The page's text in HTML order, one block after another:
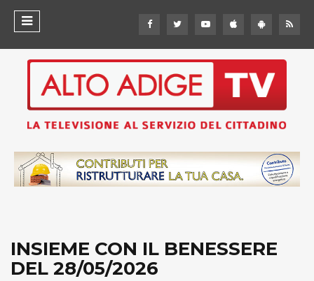
INSIEME CON IL BENESSERE
DEL 28/05/2026